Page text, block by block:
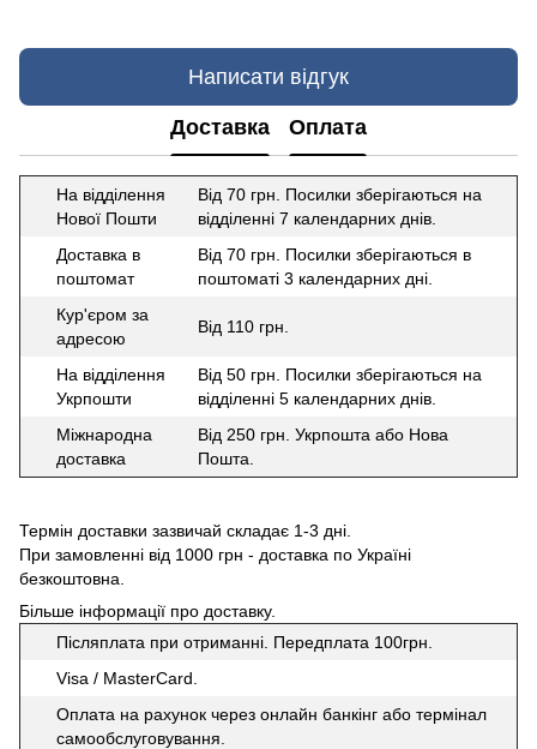
Написати відгук
Доставка Оплата
На відділення
Нової Пошти
Від 70 грн. Посилки зберігаються на
відділенні 7 календарних днів.
Доставка в
поштомат
Від 70 грн. Посилки зберігаються в
поштоматі 3 календарних дні.
Кур'єром за
адресою
Від 110 грн.
На відділення
Укрпошти
Від 50 грн. Посилки зберігаються на
відділенні 5 календарних днів.
Міжнародна
доставка
Від 250 грн. Укрпошта або Нова
Пошта.
Термін доставки зазвичай складає 1-3 дні.
При замовленні від 1000 грн - доставка по Україні
безкоштовна.
Більше інформації про доставку.
Післяплата при отриманні. Передплата 100грн.
Visa / MasterCard.
Оплата на рахунок через онлайн банкінг або термінал
самообслуговування.